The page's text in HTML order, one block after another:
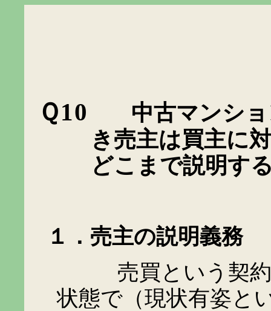
Ｑ10
中古マンシ
き売主は買主に
どこまで説明す
１．売主の説明義務
売買という契約は
状態で（現状有姿と